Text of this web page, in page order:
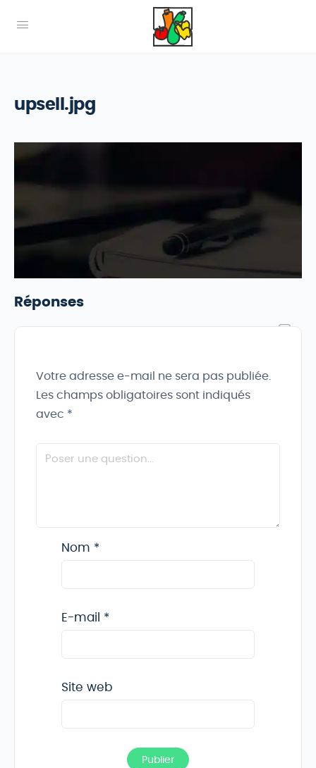
upsell.jpg
Réponses
Votre adresse e-mail ne sera pas publiée.
Les champs obligatoires sont indiqués
avec *
Nom *
E-mail *
Site web